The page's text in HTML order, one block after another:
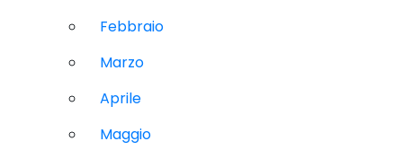
Febbraio
Marzo
Aprile
Maggio